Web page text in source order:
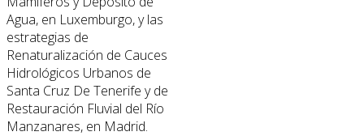
Agua, en Luxemburgo, y las
estrategias de
Renaturalización de Cauces
Hidrológicos Urbanos de
Santa Cruz De Tenerife y de
Restauración Fluvial del Río
Manzanares, en Madrid.